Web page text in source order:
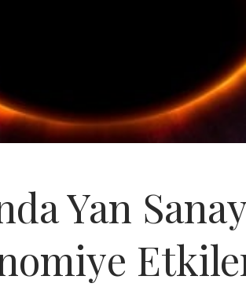
Yan